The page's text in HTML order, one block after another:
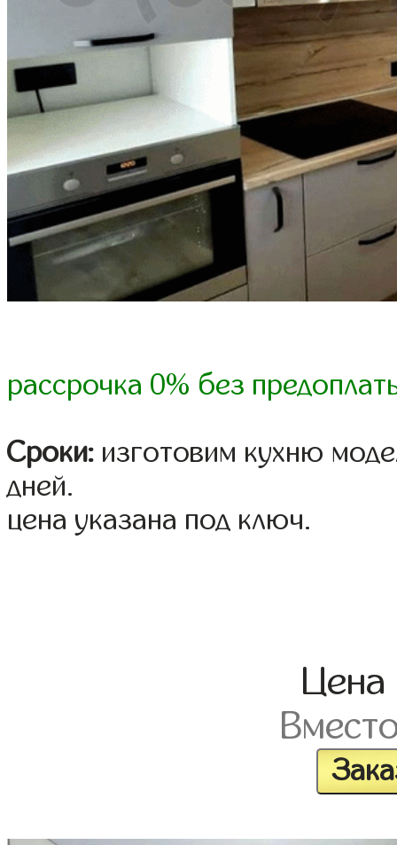
рассрочка 0% без
Сроки: изготовим кухню
дней.
цена указана под ключ.
Цена